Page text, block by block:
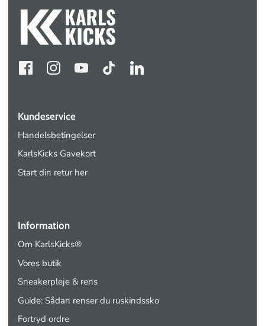
Kundeservice
Handelsbetingelser
KarlsKicks Gavekort
Start din retur her
Information
Om KarlsKicks®
Vores butik
Sneakerpleje & rens
Guide: Sådan renser du ruskindssko
Fortryd ordre